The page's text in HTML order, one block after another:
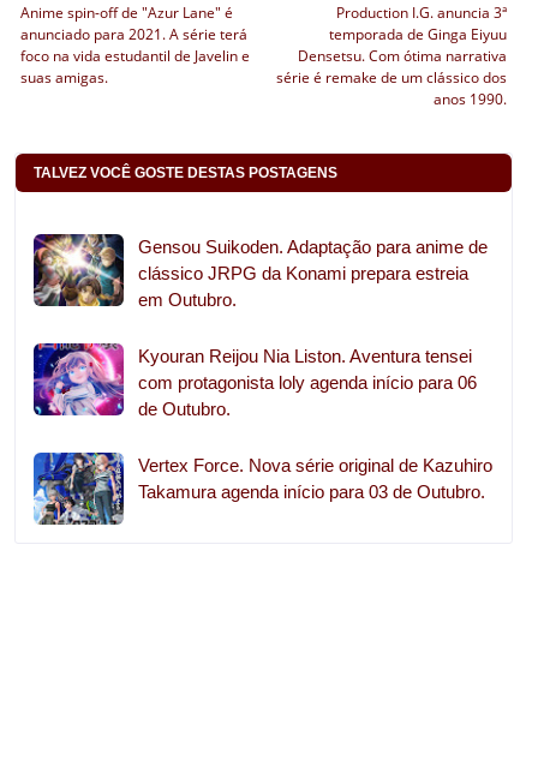
Production I.G. anuncia 3ª
temporada de Ginga Eiyuu
Densetsu. Com ótima narrativa
série é remake de um clássico dos
anos 1990.
Anime spin-off de "Azur Lane" é
anunciado para 2021. A série terá
foco na vida estudantil de Javelin e
suas amigas.
TALVEZ VOCÊ GOSTE DESTAS POSTAGENS
Gensou Suikoden. Adaptação para anime de
clássico JRPG da Konami prepara estreia
em Outubro.
Kyouran Reijou Nia Liston. Aventura tensei
com protagonista loly agenda início para 06
de Outubro.
Vertex Force. Nova série original de Kazuhiro
Takamura agenda início para 03 de Outubro.